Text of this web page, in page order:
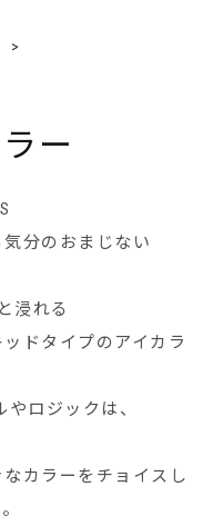
>
ー
分のおまじない
浸れる
ドタイプのアイカラ
ロジックは、
カラーをチョイスし